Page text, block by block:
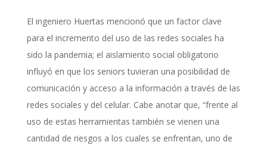
El ingeniero Huertas mencionó que un factor clave
para el incremento del uso de las redes sociales ha
sido la pandemia; el aislamiento social obligatorio
influyó en que los seniors tuvieran una posibilidad de
comunicación y acceso a la información a través de las
redes sociales y del celular. Cabe anotar que, “frente al
uso de estas herramientas también se vienen una
cantidad de riesgos a los cuales se enfrentan, uno de